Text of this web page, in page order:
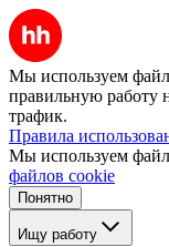
Мы используем
правильную работу
трафик.
Правила
Мы используем
файлов cookie
Понятно
Ищу работу